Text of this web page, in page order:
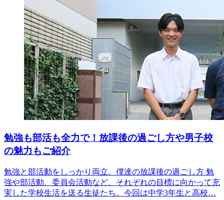
勉強も部活も全力で！放課後の過ごし方や男子校
の魅力もご紹介
勉強と部活動をしっかり両立。僕達の放課後の過ごし方 勉
強や部活動、委員会活動など、それぞれの目標に向かって充
実した学校生活を送る生徒たち。今回は中学3年生と高校…